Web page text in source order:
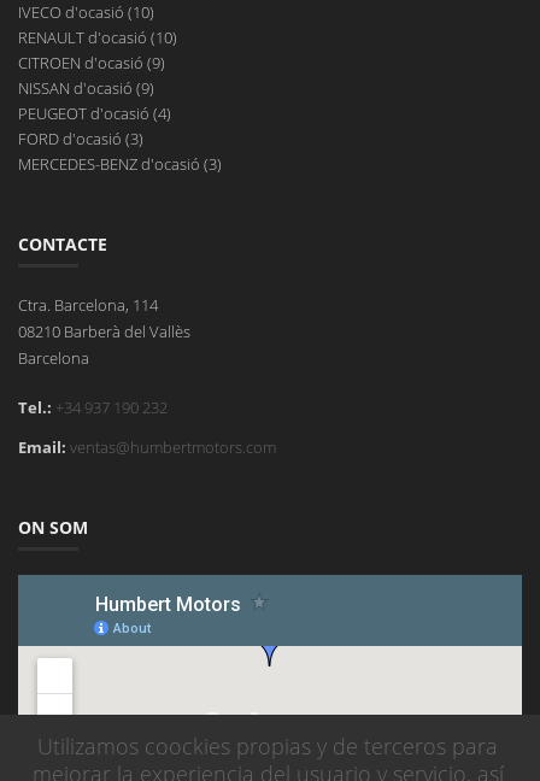
IVECO d'ocasió (10)
RENAULT d'ocasió (10)
CITROEN d'ocasió (9)
NISSAN d'ocasió (9)
PEUGEOT d'ocasió (4)
FORD d'ocasió (3)
MERCEDES-BENZ d'ocasió (3)
CONTACTE
Ctra. Barcelona, 114
08210 Barberà del Vallès
Barcelona
Tel.: +34 937 190 232
Email: ventas@humbertmotors.com
ON SOM
Utilizamos coockies propias y de terceros para
mejorar la experiencia del usuario y servicio, así